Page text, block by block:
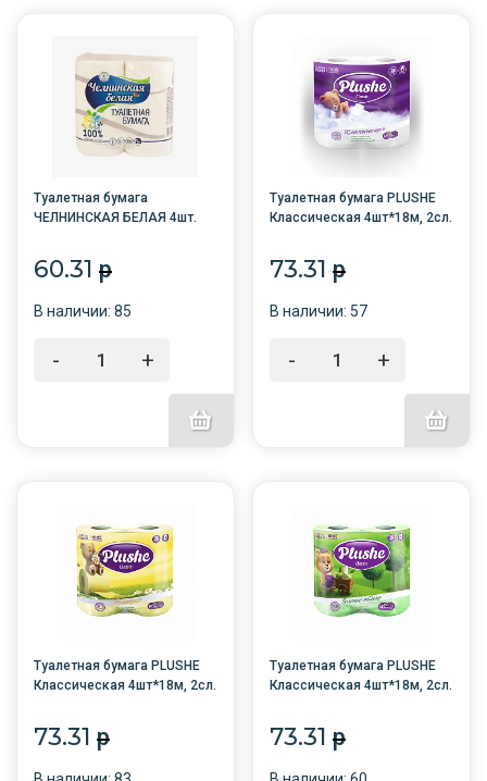
Туалетная бумага
ЧЕЛНИНСКАЯ БЕЛАЯ 4шт.
Набережные челны/
60.31 p
В наличии: 85
- +
Туалетная бумага PLUSHE
Классическая 4шт*18м, 2сл.
73.31p
В наличии: 57
- +
Туалетная бумага PLUSHE
Классическая 4шт*18м, 2сл.
73.31 p
Туалетная бумага PLUSHE
Классическая 4шт*18м, 2сл.
73.31p